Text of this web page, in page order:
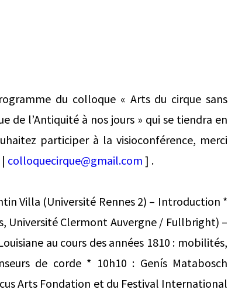
du colloque « Arts du cirque sans
de l’Antiquité à nos jours » qui se tiendra en
participer à la visioconférence, merci
colloquecirque@gmail.com ] .
Villa (Université Rennes 2) – Introduction *
Université Clermont Auvergne / Fullbright) –
au cours des années 1810 : mobilités,
de corde * 10h10 : Genís Matabosch
Arts Fondation et du Festival International